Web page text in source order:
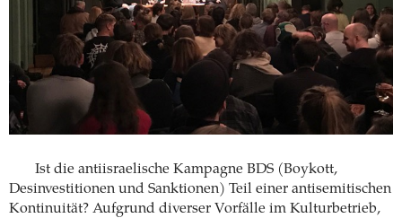
Ist die antiisraelische Kampagne BDS (Boykott,
Desinvestitionen und Sanktionen) Teil einer antisemitischen
Kontinuität? Aufgrund diverser Vorfälle im Kulturbetrieb,